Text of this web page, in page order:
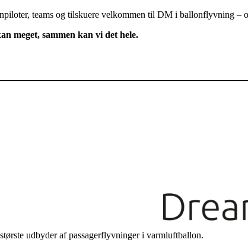
teams og tilskuere velkommen til DM i ballonflyvning –
meget, sammen kan vi det hele.
udbyder af passagerflyvninger i varmluftballon.